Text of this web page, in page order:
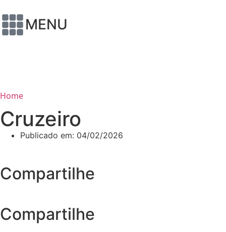
MENU
Home
Cruzeiro
Publicado em: 04/02/2026
Compartilhe
Compartilhe